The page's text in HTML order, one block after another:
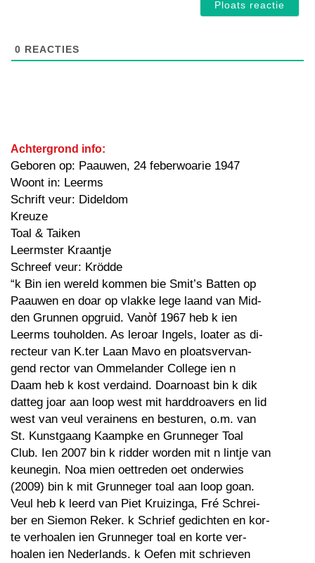
0 REACTIES
Achtergrond info:
Geboren op: Paauwen, 24 feberwoarie 1947
Woont in: Leerms
Schrift veur: Dideldom
Kreuze
Toal & Taiken
Leermster Kraantje
Schreef veur: Krödde
“k Bin ien wereld kommen bie Smit’s Batten op
Paauwen en doar op vlakke lege laand van Mid-
den Grunnen opgruid. Vanòf 1967 heb k ien
Leerms touholden. As leroar Ingels, loater as di-
recteur van K.ter Laan Mavo en ploatsvervan-
gend rector van Ommelander College ien n
Daam heb k kost verdaind. Doarnoast bin k dik
datteg joar aan loop west mit harddroavers en lid
west van veul verainens en besturen, o.m. van
St. Kunstgaang Kaampke en Grunneger Toal
Club. Ien 2007 bin k ridder worden mit n lintje van
keunegin. Noa mien oettreden oet onderwies
(2009) bin k mit Grunneger toal aan loop goan.
Veul heb k leerd van Piet Kruizinga, Fré Schrei-
ber en Siemon Reker. k Schrief gedichten en kor-
te verhoalen ien Grunneger toal en korte ver-
hoalen ien Nederlands. k Oefen mit schrieven